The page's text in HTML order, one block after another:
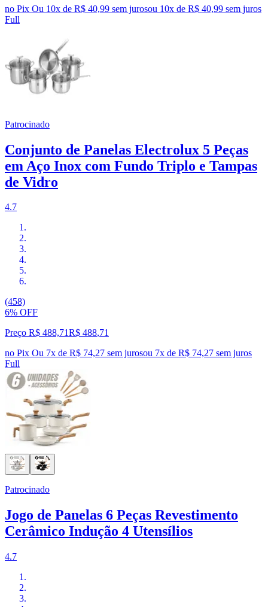
no Pix Ou 10x de R$ 40,99 sem jurosou 10x de R$ 40,99 sem juros
Full
Patrocinado
Conjunto de Panelas Electrolux 5 Peças
em Aço Inox com Fundo Triplo e Tampas
de Vidro
4.7
(458)
6% OFF
Preço R$ 488,71R$ 488,71
no Pix Ou 7x de R$ 74,27 sem jurosou 7x de R$ 74,27 sem juros
Full
Patrocinado
Jogo de Panelas 6 Peças Revestimento
Cerâmico Indução 4 Utensílios
4.7